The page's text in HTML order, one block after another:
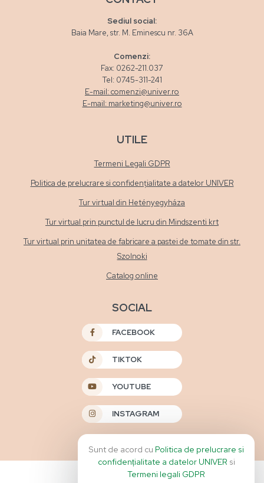
Sunt de acord cu Politica de prelucrare si
confidențialitate a datelor UNIVER si
Termeni legali GDPR
Sediul social:
Baia Mare, str. M. Eminescu nr. 36A
Comenzi:
Fax: 0262-211.037
Tel: 0745-311-241
E-mail: comenzi@univer.ro
E-mail: marketing@univer.ro
UTILE
Termeni Legali GDPR
Politica de prelucrare si confidențialitate a datelor UNIVER
Tur virtual din Hetényegyháza
Tur virtual prin punctul de lucru din Mindszenti krt
Tur virtual prin unitatea de fabricare a pastei de tomate din str.
Szolnoki
Catalog online
SOCIAL
FACEBOOK
TIKTOK
YOUTUBE
INSTAGRAM